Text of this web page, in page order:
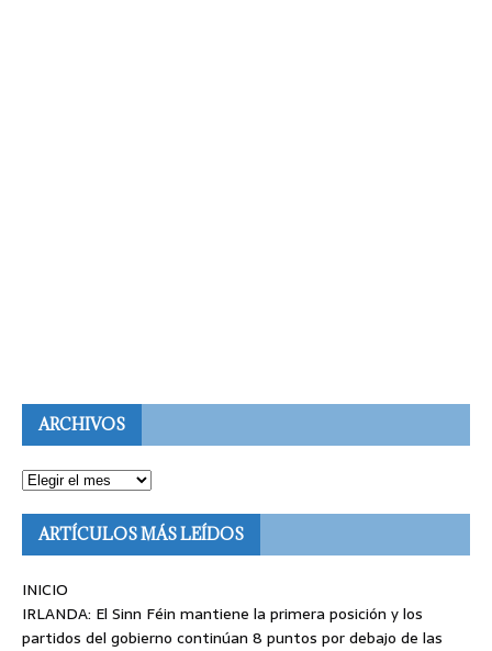
ARCHIVOS
ARTÍCULOS MÁS LEÍDOS
INICIO
IRLANDA: El Sinn Féin mantiene la primera posición y los
partidos del gobierno continúan 8 puntos por debajo de las